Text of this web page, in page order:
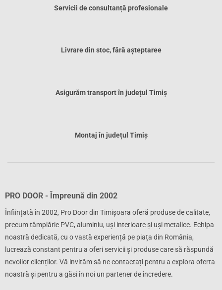
Servicii de consultanță profesionale
Livrare din stoc, fără așteptaree
Asigurăm transport în județul Timiș
Montaj în județul Timiș
PRO DOOR - Împreună din 2002
Înființată în 2002, Pro Door din Timișoara oferă produse de calitate,
precum tâmplărie PVC, aluminiu, uși interioare și uși metalice. Echipa
noastră dedicată, cu o vastă experiență pe piața din România,
lucrează constant pentru a oferi servicii și produse care să răspundă
nevoilor clienților. Vă invităm să ne contactați pentru a explora oferta
noastră și pentru a găsi în noi un partener de încredere.